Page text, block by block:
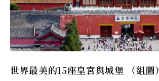
世界最美的15座皇宮與城堡 （組圖）